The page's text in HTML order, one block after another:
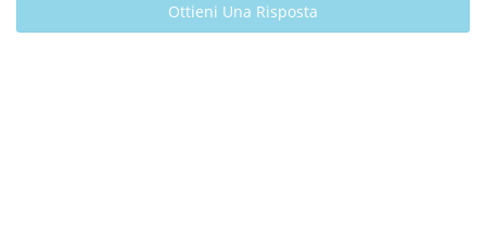
Ottieni Una Risposta